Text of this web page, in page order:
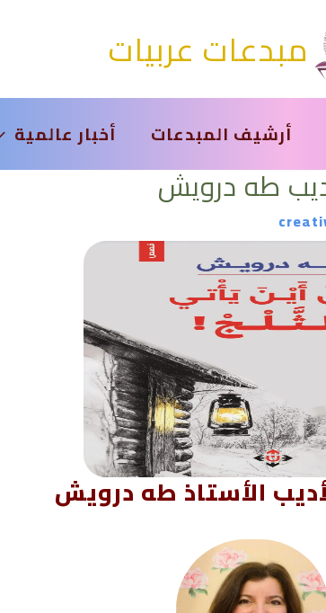
مبدعات عربيات
أرشيف المبدعات أخبار عالمية
طه درويش
الأستاذ طه درويش